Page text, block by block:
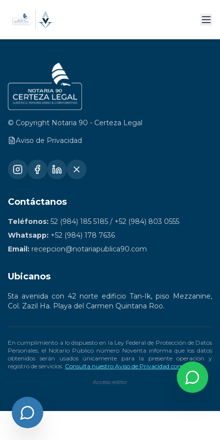
© Copyright Notaria 90 - Certeza Legal
Aviso de Privacidad
Contáctanos
Teléfonos: 52 (984) 185 5185 / +52 (984) 803 0555
Whatsapp: +52 (984) 178 7636
Email: recepcion@notariapublica90.com
Ubicanos
5ta avenida con 42 norte edificio Tan-Ik, piso Mezzanine,
Col. Zazil Ha. Playa del Carmen Quintana Roo.
En cumplimiento a lo dispuesto en la Ley Federal de Protección de Datos
Personales, el Notario Público número Noventa informa que los datos
obtenidos serán usados únicamente para la presente operación y
registro de servicios. Consulta nuestro Aviso de Privacidad completo
Acceso editor